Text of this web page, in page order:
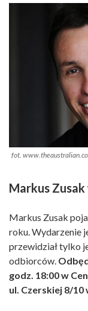
fot.
Markus
Markus Zusak
roku. Wydarzenie
przewidział tylko
odbiorców.
godz. 18:00 w
ul. Czerskiej 8/10